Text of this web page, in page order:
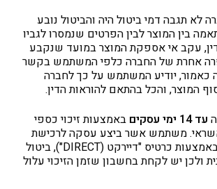
לא תגבה דמי ביטול היה והביטול נובע
בין המוצר לבין הפרטים שנמסרו לגביו
עקב אי אספקת המוצר במועד שנקבע
אחרת של החברה כלפי המשתמש בקשר
יודיע המשתמש על כך לחברה
המוצר, והכל בהתאם להוראות הדין.
עד 14 ימי עסקים
באמצעות זיכוי כספי
משתמש אשר ביצע עסקה לרכישת
מוצר באתר ושילם באמצעות כרטיס "דיירקט (DIRECT"), ביטול
ולכן יש לקחת בחשבון שזמן הזיכוי עלול